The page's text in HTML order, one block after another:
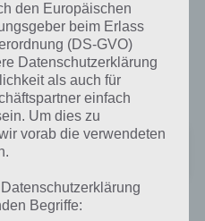
kann die App Rotatio im iTunes
touch. Benötigt wird dabei
den Europäischen
beim Erlass
(DS-GVO)
Datenschutzerklärung
als auch für
einfach
Um dies zu
vorab die verwendeten
Begriffe: